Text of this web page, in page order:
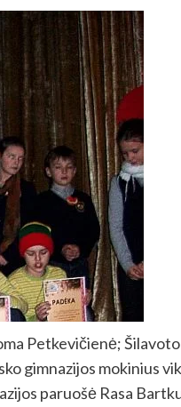
Petkevičienė;
gimnazijos mokinius
paruošė Rasa